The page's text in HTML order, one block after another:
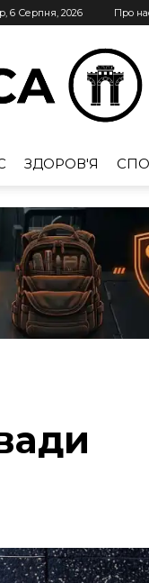
6 Серпня, 2026 Про
Рівне
ЗДОРОВ'Я